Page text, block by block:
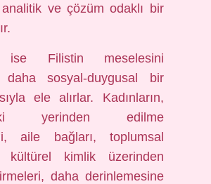
ve çözüm odaklı bir
ise Filistin meselesini
daha sosyal-duygusal bir
ele alırlar. Kadınların,
yerinden edilme
aile bağları, toplumsal
kimlik üzerinden
daha derinlemesine